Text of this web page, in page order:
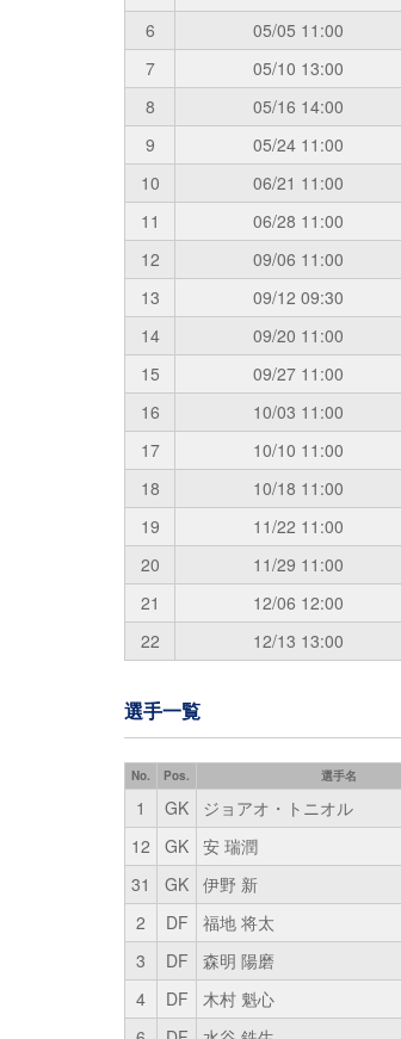
6
05/05 11:00
7
05/10 13:00
8
05/16 14:00
9
05/24 11:00
10
06/21 11:00
11
06/28 11:00
12
09/06 11:00
13
09/12 09:30
14
09/20 11:00
15
09/27 11:00
16
10/03 11:00
17
10/10 11:00
18
10/18 11:00
19
11/22 11:00
20
11/29 11:00
21
12/06 12:00
22
12/13 13:00
選手一覧
No. Pos. 選手名
1 GK ジョアオ・トニオル
12
GK 安 瑞潤
31
GK 伊野 新
2
DF 福地 将太
3
DF 森明 陽磨
4
DF 木村 魁心